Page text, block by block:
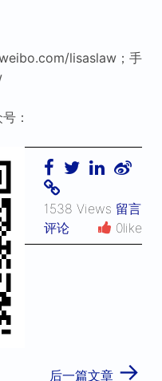
lisaslaw；手
：
1538 Views 留言
评论
0like
后一篇文章 →